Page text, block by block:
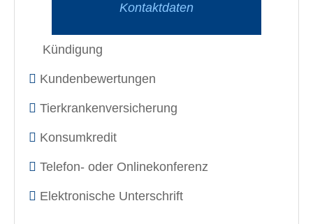
Kontaktdaten
Kündigung
Kundenbewertungen
Tierkrankenversicherung
Konsumkredit
Telefon- oder Onlinekonferenz
Elektronische Unterschrift